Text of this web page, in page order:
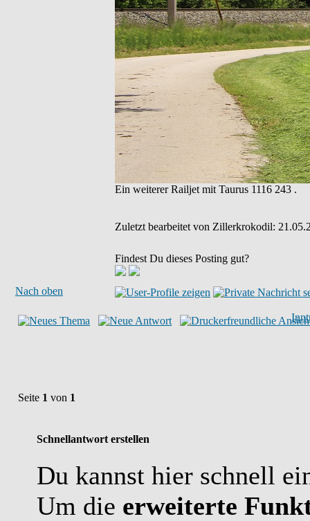
Ein weiterer Railjet mit Taurus 1116 243 .
Zuletzt bearbeitet von Zillerkrokodil:
Findest Du dieses Posting gut?
Nach oben
Seite 1 von 1
Schnellantwort erstellen
Du kannst hier schnell
Um die erweiterte